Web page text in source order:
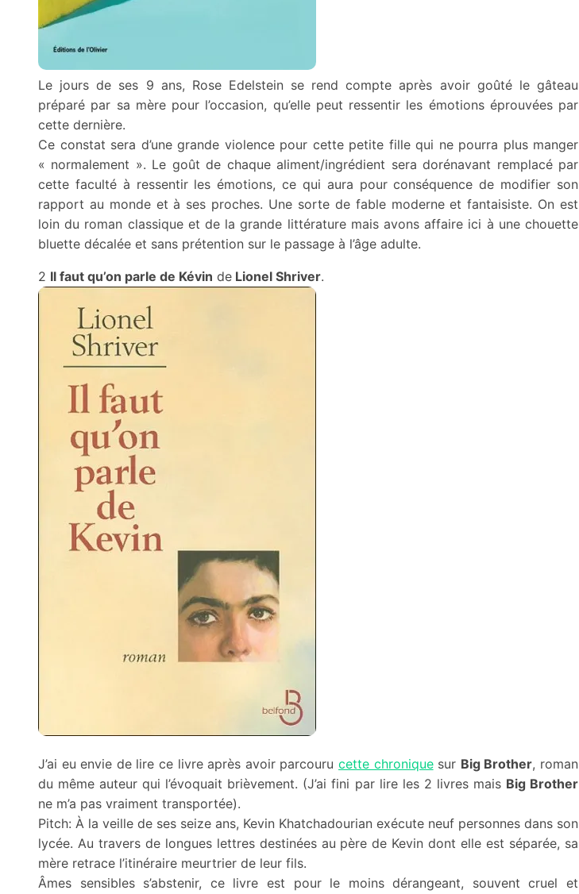
Le jours de ses 9 ans, Rose Edelstein se rend compte après avoir goûté le gâteau
préparé par sa mère pour l’occasion, qu’elle peut ressentir les émotions éprouvées par
cette dernière.
Ce constat sera d’une grande violence pour cette petite fille qui ne pourra plus manger
« normalement ». Le goût de chaque aliment/ingrédient sera dorénavant remplacé par
cette faculté à ressentir les émotions, ce qui aura pour conséquence de modifier son
rapport au monde et à ses proches. Une sorte de fable moderne et fantaisiste. On est
loin du roman classique et de la grande littérature mais avons affaire ici à une chouette
bluette décalée et sans prétention sur le passage à l’âge adulte.
2 Il faut qu’on parle de Kévin de Lionel Shriver.
J’ai eu envie de lire ce livre après avoir parcouru cette chroniquesur Big Brother, roman
du même auteur qui l’évoquait brièvement. (J’ai fini par lire les 2 livres mais Big Brother
ne m’a pas vraiment transportée).
Pitch: À la veille de ses seize ans, Kevin Khatchadourian exécute neuf personnes dans son
lycée. Au travers de longues lettres destinées au père de Kevin dont elle est séparée, sa
mère retrace l’itinéraire meurtrier de leur fils.
Âmes sensibles s’abstenir, ce livre est pour le moins dérangeant, souvent cruel et